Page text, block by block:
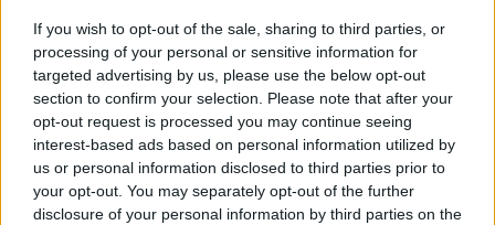
If you wish to opt-out of the sale, sharing to third parties, or
processing of your personal or sensitive information for
targeted advertising by us, please use the below opt-out
section to confirm your selection. Please note that after your
opt-out request is processed you may continue seeing
interest-based ads based on personal information utilized by
us or personal information disclosed to third parties prior to
your opt-out. You may separately opt-out of the further
disclosure of your personal information by third parties on the
Video-Gegensprechanlage
Installation mit nur 2 Kabeln zwischen Innenmonitor
und Außeneinheit
(Gegensprechanlage/Betonmischer)
Anzeige und Kommunikation in Echtzeit mit
hochwertigem Bild- und Tonempfang.
Zwei-Wege-Kommunikation: Sprechen Sie ganz